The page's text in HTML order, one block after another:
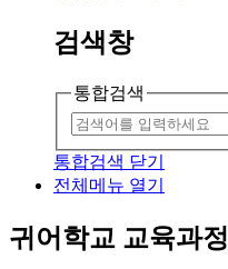
검색창
통합검색
통합검색 닫기
전체메뉴 열기
귀어학교 교육과정